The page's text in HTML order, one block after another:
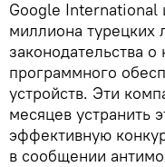
Google International
миллиона турецких
законодательства
программного
устройств. Эти
месяцев устранить
эффективную
в сообщении